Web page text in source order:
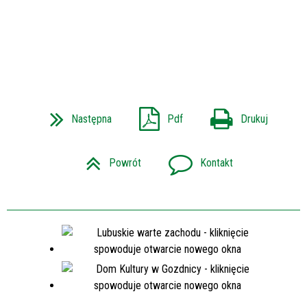
Następna Pdf Drukuj
Powrót Kontakt